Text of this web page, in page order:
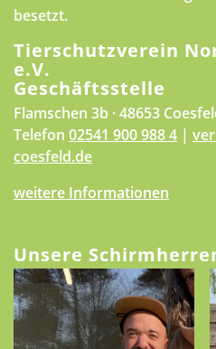
besetzt.
Tierschutzverein
e.V.
Geschäftsstelle
Flamschen 3b · 48653
Telefon 02541 900 988 4 |
coesfeld.de
weitere Informationen
Unsere